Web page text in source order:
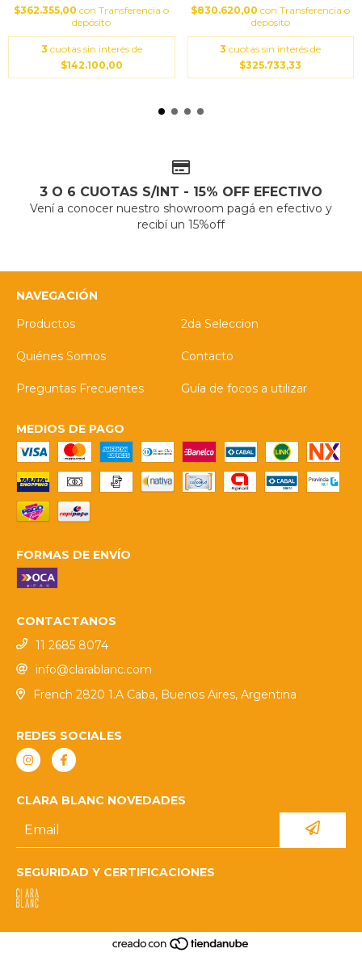
$362.355,00con Transferencia o
depósito
3 cuotas sin interés de
$142.100,00
$830.620,00con Transferencia o
depósito
3 cuotas sin interés de
$325.733,33
3 O 6 CUOTAS S/INT - 15% OFF EFECTIVO
Vení a conocer nuestro showroom pagá en efectivo y
recibí un 15%off
NAVEGACIÓN
Productos
2da Seleccion
Quiénes Somos Contacto
Preguntas Frecuentes Guía de focos a utilizar
MEDIOS DE PAGO
FORMAS DE ENVÍO
CONTACTANOS
11 2685 8074
info@clarablanc.com
French 2820 1.A Caba, Buenos Aires, Argentina
REDES SOCIALES
CLARA BLANC NOVEDADES
SEGURIDAD Y CERTIFICACIONES